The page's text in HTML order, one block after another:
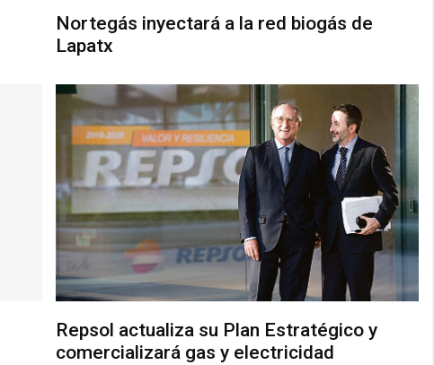
Nortegás inyectará a la red biogás de
Lapatx
Repsol actualiza su Plan Estratégico y
comercializará gas y electricidad